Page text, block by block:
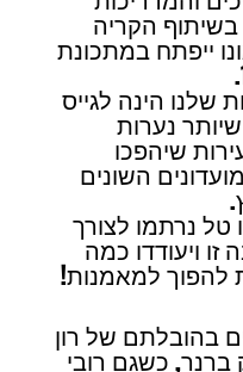
הקריה
ייפתח במתכונת
הינה לגייס
נערות
שיהפכו
השונים
טל נרתמו לצורך
ויעודדו כמה
להפוך למאמנות!
בהובלתם של רון
ברנר, כשגם רובי